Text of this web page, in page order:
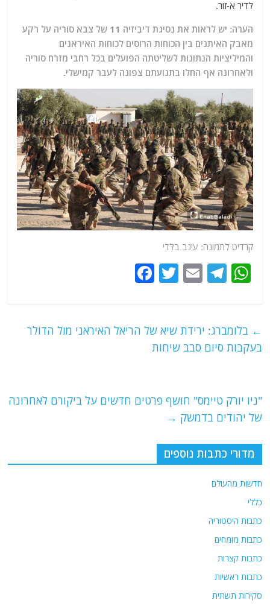
לדיר א-זור.
הערה: יש לראות את נסיגת דיביזיה 11 של צבא סוריה על רקע
מאבק האיתנים בין הכוחות הרוסים לכוחות האיראנים
והמיליציות הנתונות לשליטתה הפועלים בכל רחבי מזרח סוריה
ולאחרונה אף החלו בתנועתם צפונה לעבר קמישלי.
קרדיט לתמונה: עינב בלדי
W
s
A
T
g
ra
E
l
T
er
e
k
← בלומברג: ירידת שיא של הריאל האיראני מול הדולר
בעקבות סיום סבב שיחות
"ניו יורק טיימס" חושף פרטים חדשים על ביקורם לאחרונה
של יהודים בדמשק →
מדורי כתבות נוספים
חדשות מהעולם
כללי
כתבות היסטוריה
כתבות מומחים
כתבות קצרות
כתבות ראשיות
סקירות תשתית